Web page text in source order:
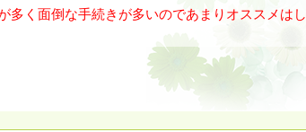
多く面倒な手続きが多いのであまりオススメはし